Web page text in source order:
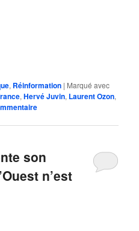
, Réinformation | Marqué avec
,Hervé Juvin, Laurent Ozon,
son
n’est